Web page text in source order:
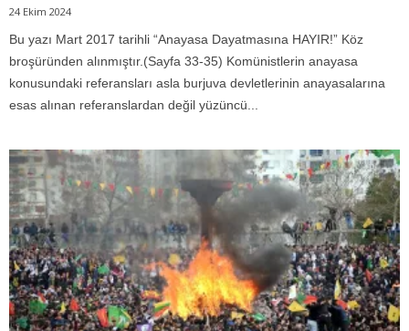
24 Ekim 2024
Bu yazı Mart 2017 tarihli “Anayasa Dayatmasına HAYIR!” Köz
broşüründen alınmıştır.(Sayfa 33-35) Komünistlerin anayasa
konusundaki referansları asla burjuva devletlerinin anayasalarına
esas alınan referanslardan değil yüzüncü...